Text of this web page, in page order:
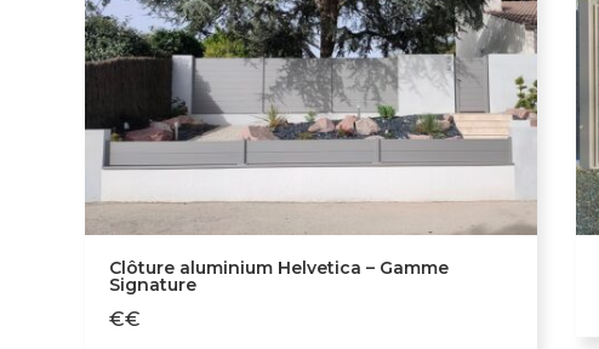
Clôture aluminium Helvetica – Gamme
Signature
€€